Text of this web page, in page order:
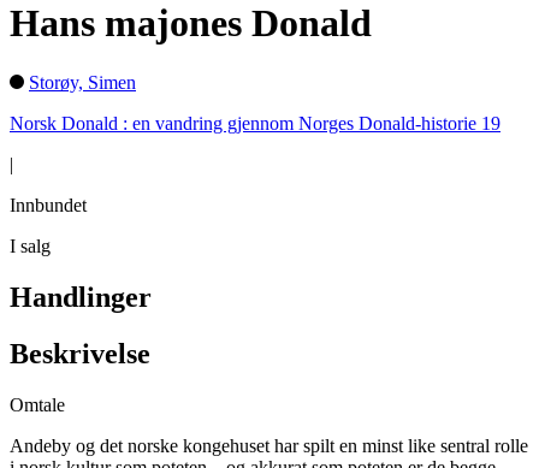
Hans majones Donald
Storøy, Simen
Norsk Donald : en vandring gjennom Norges Donald-historie 19
|
Innbundet
I salg
Handlinger
Beskrivelse
Omtale
Andeby og det norske kongehuset har spilt en minst like sentral rolle